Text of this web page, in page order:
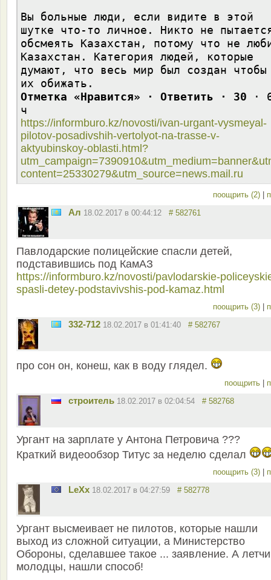
Вы больные люди, если видите в этой
шутке что-то личное. Никто не
обсмеять Казахстан, потому что не
Казахстан. Категория людей, которые
думают, что весь мир был создан чтобы
их обижать.
Отметка «Нравится» · Ответить · 30 ·
ч
https://informburo.kz/novosti/ivan-urgant-vysmeyal-
pilotov-posadivshih-vertolyot-na-trasse-v-
aktyubinskoy-oblasti.html?
content=25330279&utm_source=news.mail.ru
поощрить (2)
Ал 18.02.2017 в 00:44:12 # 582761
Павлодарские полицейские спасли детей,
подставившись под КамАЗ
https://informburo.kz/novosti/pavlodarskie-
spasli-detey-podstavivshis-pod-kamaz.html
поощрить (3)
332-712 18.02.2017 в 01:41:40 # 582767
про сон он, конеш, как в воду глядел.
поощрить
строитель 18.02.2017 в 02:04:54 # 582768
Ургант на зарплате у Антона Петровича ???
Краткий видеообзор Титус за неделю сделал
поощрить (3)
LeXx 18.02.2017 в 04:27:59 # 582778
Ургант высмеивает не пилотов, которые нашли
выход из сложной ситуации, а Министерство
Обороны, сделавшее такое ... заявление. А
молодцы, нашли способ!